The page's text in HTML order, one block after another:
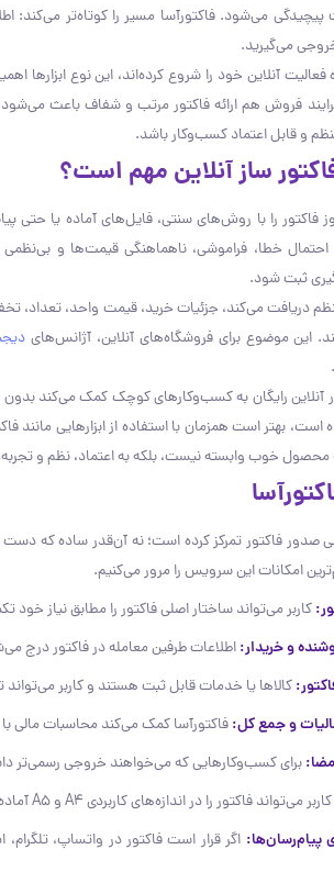
پیچیدگی می‌شود. فاکتورآسا مسیر را کوتاه‌تر می‌کند:
می‌گیرید.
آنلاین خود را شروع کرده‌اند، این نوع ابزارها
فروش هم ارائه فاکتور مرتب و شفاف باعث می‌شود
و قابل اعتماد کسب‌وکار باشد.
ساز آنلاین مهم است؟
فاکتور را با روش‌های سنتی، فایل‌های آماده یا حتی
احتمال خطا، فراموشی، ناهماهنگی قیمت‌ها و
ثبت شود.
دریافت می‌کند، جزئیات خرید، قیمت واحد، تعداد،
این موضوع برای فروشگاه‌های آنلاین، آژانس‌های
رایگان به کسب‌وکارهای کوچک کمک می‌کند بدون
بهتر است همزمان با استفاده از ابزارهایی مانند
خوب وابسته نیست، بلکه به اعتماد، نظم و تجربه
صدور فاکتور تمرکز کرده است؛ نه آن‌قدر ساده که
امکانات این سرویس را مرور می‌کنیم.
کاربر می‌تواند ساختار اصلی فاکتور را مطابق نیاز خود
و خریدار:اطلاعات طرفین معامله در فاکتور درج
کالاها یا خدمات قابل ثبت هستند و کاربر
و جمع کل:فاکتورآسا کمک می‌کند محاسبات مالی
برای کسب‌وکارهایی که می‌خواهند خروجی رسمی‌تر
کاربر می‌تواند فاکتور را در اندازه‌های کاربردی A4 و A5 آماده کند؛ گزینه‌ای مناسب برای چاپ، بایگانی و ارسال حرفه‌ای.
پیام‌رسان‌ها: اگر قرار است فاکتور در واتساپ،